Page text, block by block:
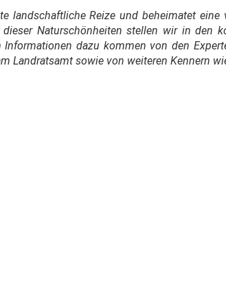
landschaftliche Reize und beheimatet eine
Naturschönheiten stellen wir in den
dazu kommen von den
Landratsamt sowie von weiteren Kennern